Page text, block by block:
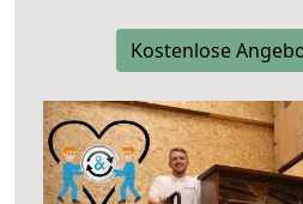
Kostenlose